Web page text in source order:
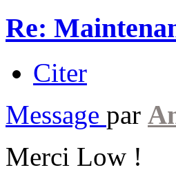
Re:
Citer
Message par
Merci Low !